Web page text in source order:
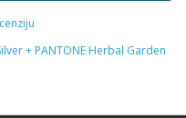
+ PANTONE Herbal Garden